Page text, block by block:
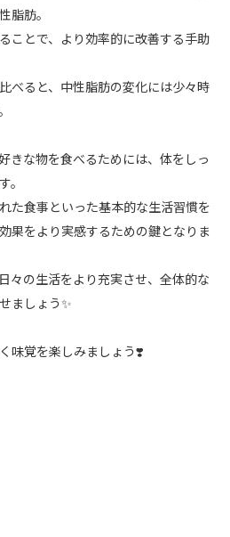
脂肪。
ことで、より効率的に改善する手助
べると、中性脂肪の変化には少々時
きな物を食べるためには、体をしっ
。
た食事といった基本的な生活習慣を
果をより実感するための鍵となりま
々の生活をより充実させ、全体的な
ましょう✨
味覚を楽しみましょう❣️